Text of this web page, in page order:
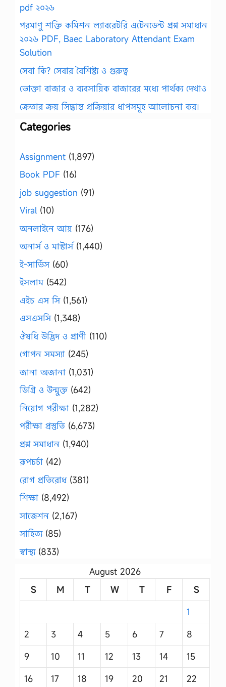
pdf ২০২৬
পরমাণু শক্তি কমিশন ল্যাবরেটরি এটেনডেন্ট প্রশ্ন সমাধান
২০২৬ PDF, Baec Laboratory Attendant Exam
Solution
সেবা কি? সেবার বৈশিষ্ট্য ও গুরুত্ব
ভোক্তা বাজার ও ব্যবসায়িক বাজারের মধ্যে পার্থক্য দেখাও
ক্রেতার ক্রয় সিদ্ধান্ত প্রক্রিয়ার ধাপসমূহ আলোচনা কর।
Categories
Assignment (1,897)
Book PDF (16)
job suggestion (91)
Viral (10)
অনলাইনে আয় (176)
অনার্স ও মাস্টার্স(1,440)
ই-সার্ভিস(60)
ইসলাম(542)
এইচ এস সি(1,561)
এসএসসি(1,348)
ঔষধি উদ্ভিদ ও প্রাণী (110)
গোপন সমস্যা (245)
জানা অজানা (1,031)
ডিগ্রি ও উন্মুক্ত (642)
নিয়োগ পরীক্ষা (1,282)
পরীক্ষা প্রস্তুতি (6,673)
প্রশ্ন সমাধান (1,940)
রূপচর্চা (42)
রোগ প্রতিরোধ(381)
শিক্ষা (8,492)
সাজেশন (2,167)
সাহিত্য(85)
স্বাস্থ্য(833)
August 2026
S
M T W T F
S
1
2
3 4 5 6 7
8
9
10 11 12 13 14
15
16
17 18 19 20 21 22